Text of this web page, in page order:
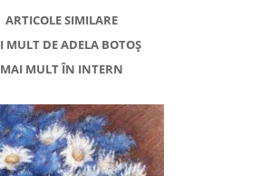
ARTICOLE SIMILARE
MULT DE ADELA BOTOȘ
MAI MULT ÎN INTERN